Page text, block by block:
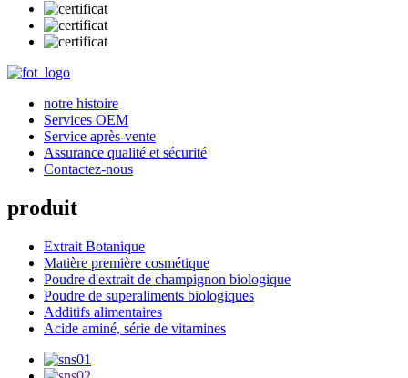
notre histoire
Services OEM
Service après-vente
Assurance qualité et sécurité
Contactez-nous
produit
Extrait Botanique
Matière première cosmétique
Poudre d'extrait de champignon biologique
Poudre de superaliments biologiques
Additifs alimentaires
Acide aminé, série de vitamines